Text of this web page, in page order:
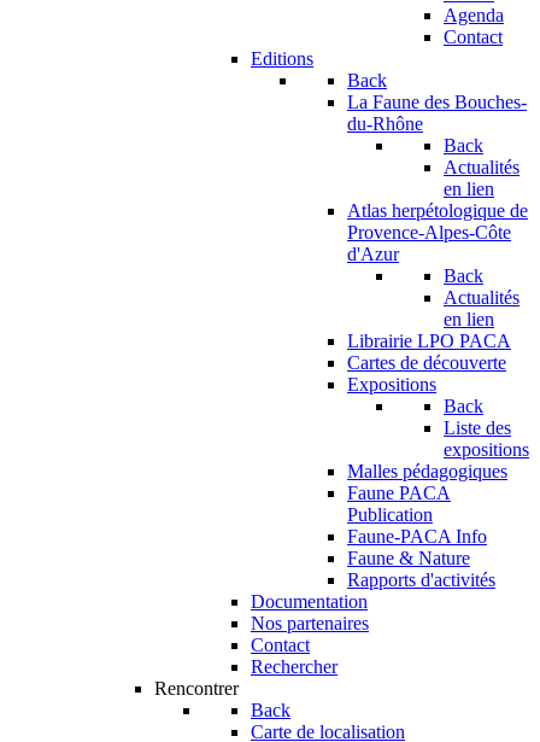
Agenda
Contact
Editions
Back
La Faune des Bouches-
du-Rhône
Back
Actualités
en lien
Atlas herpétologique de
Provence-Alpes-Côte
d'Azur
Back
Actualités
en lien
Librairie LPO PACA
Cartes de découverte
Expositions
Back
Liste des
expositions
Malles pédagogiques
Faune PACA
Publication
Faune-PACA Info
Faune & Nature
Rapports d'activités
Documentation
Nos partenaires
Contact
Rechercher
Rencontrer
Back
Carte de localisation